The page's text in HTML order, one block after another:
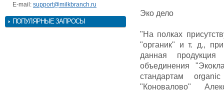
E-mail: support@milkbranch.ru
ПОПУЛЯРНЫЕ ЗАПРОСЫ
Эко дело
"На полках
"органик" и т. д.,
данная продукция
объединения
стандартам
"Коновалово"